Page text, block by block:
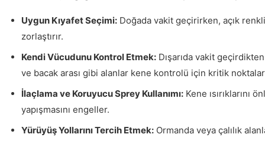
Uygun Kıyafet Seçimi: Doğada vakit geçirirken, açık
zorlaştırır.
Kendi Vücudunu Kontrol Etmek: Dışarıda vakit
ve bacak arası gibi alanlar kene kontrolü için kritik
İlaçlama ve Koruyucu Sprey Kullanımı: Kene
yapışmasını engeller.
Yürüyüş Yollarını Tercih Etmek: Ormanda veya çalılık